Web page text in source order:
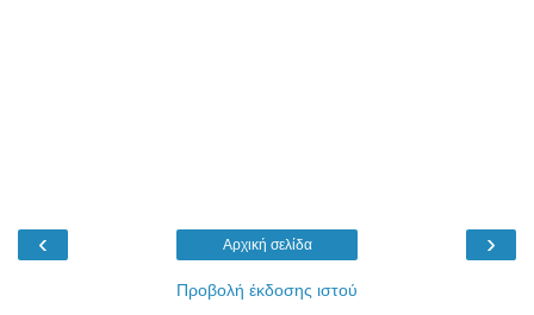
‹ ›
Αρχική σελίδα
Προβολή έκδοσης ιστού